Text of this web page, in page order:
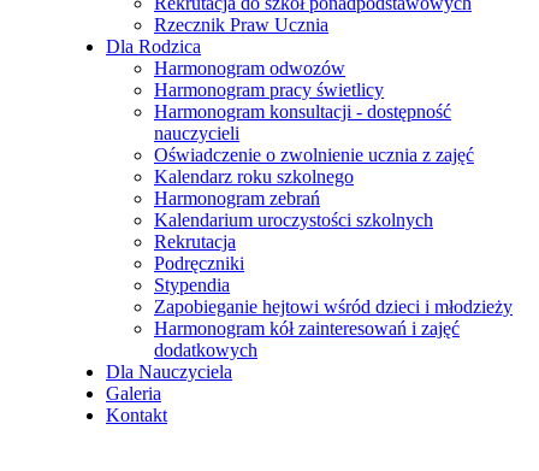
Rzecznik Praw Ucznia
Dla Rodzica
Harmonogram odwozów
Harmonogram pracy świetlicy
Harmonogram konsultacji - dostępność
nauczycieli
Oświadczenie o zwolnienie ucznia z zajęć
Kalendarz roku szkolnego
Harmonogram zebrań
Kalendarium uroczystości szkolnych
Rekrutacja
Podręczniki
Stypendia
Zapobieganie hejtowi wśród dzieci i młodzieży
Harmonogram kół zainteresowań i zajęć
dodatkowych
Dla Nauczyciela
Galeria
Kontakt